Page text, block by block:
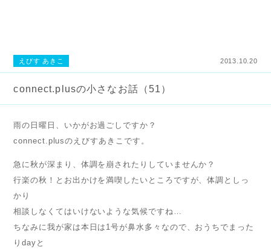
えびす あきこ 2013.10.20
connect.plusの小さなお話（51）
雨の日曜日、いかがお過ごしですか？
connect.plusのえびすあきこです。
急に秋が深まり、体調を崩されたりしていませんか？
行楽の秋！とお出かけを満喫したいところですが、体調としっ
かり
相談しなくてはいけないような気候ですね…
ちなみに我が家は本日は1号が鼻水多々なので、おうちでまった
りdayと